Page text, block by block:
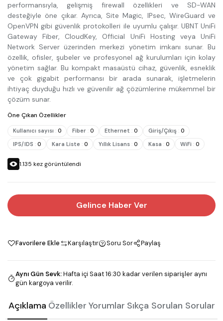
performansıyla, gelişmiş firewall özellikleri ve SD-WAN
desteğiyle öne çıkar. Ayrıca, Site Magic, IPsec, WireGuard ve
OpenVPN gibi güvenlik protokolleri ile uyumlu çalışır. UBNT UniFi
Gateway Fiber, CloudKey, Official UniFi Hosting veya UniFi
Network Server üzerinden merkezi yönetim imkanı sunar. Bu
özellik, ofisler, şubeler ve profesyonel ağ kurulumları için kolay
yönetim sağlar. Bu kompakt masaüstü cihaz, güvenlik, esneklik
ve çok gigabit performansı bir arada sunarak, işletmelerin
ihtiyaç duyduğu hızlı ve güvenilir ağ çözümlerine mükemmel bir
çözüm sunar.
Öne Çıkan Özellikler
Kullanıcı sayısı : 0 Fiber : 0 Ethernet : 0 Giriş/Çıkış : 0
IPS/IDS : 0 Kara Liste : 0 Yıllık Lisans : 0 Kasa : 0 WiFi : 0
1.135 kez görüntülendi
Gelince Haber Ver
Favorilere Ekle Karşılaştır Soru Sor Paylaş
Aynı Gün Sevk:Hafta içi Saat 16:30 kadar verilen siparişler aynı
gün kargoya verilir.
Açıklama Özellikler Yorumlar Sıkça Sorulan Sorular